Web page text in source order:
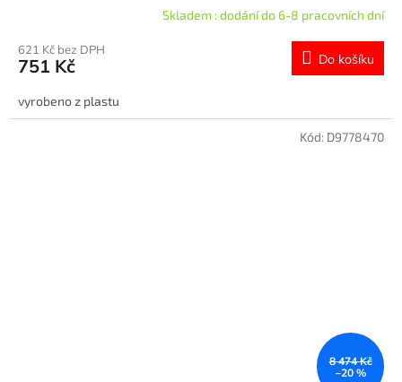
Skladem : dodání do 6-8 pracovních dní
621 Kč bez DPH
751 Kč Do košíku
vyrobeno z plastu
8 474 Kč
–20 %
Kód: D9778470